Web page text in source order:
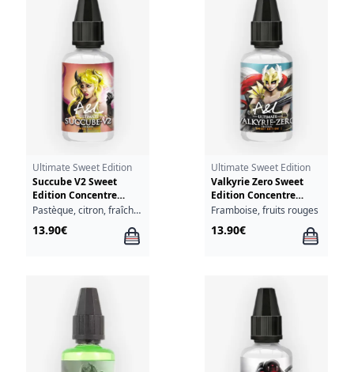
Ultimate Sweet Edition
Succube V2 Sweet
Edition Concentre
Ultimate A&L 30ml
Pastèque, citron, fraîcheur
13.90€
Ultimate Sweet Edition
Valkyrie Zero Sweet
Edition Concentre
Ultimate A&L 30ml
Framboise, fruits rouges
13.90€